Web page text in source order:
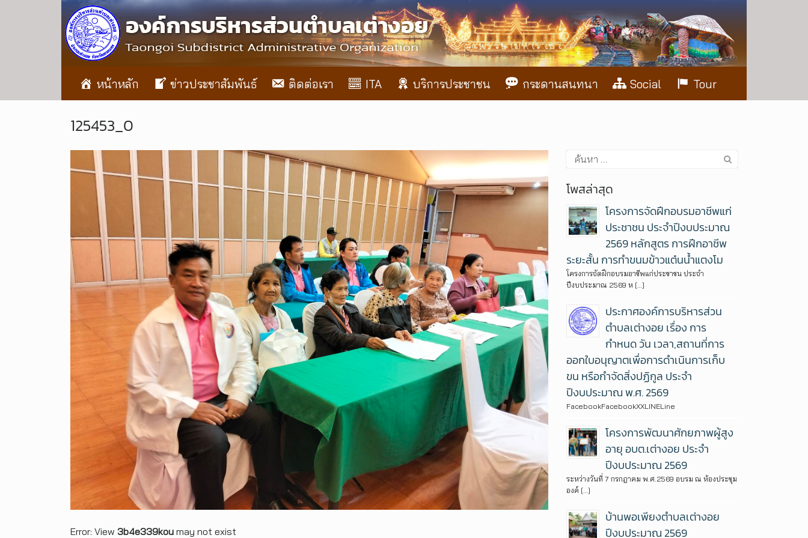
หน้าหลัก ข่าวประชาสัมพันธ์ ติดต่อเรา ITA บริการประชาชน กระดานสนทนา Social Tour
125453_0
Error: View 3b4e339kou may not exist
โพสล่าสุด
โครงการจัดฝึกอบรมอาชีพแก่
ประชาชน ประจำปีงบประมาณ
2569 หลักสูตร การฝึกอาชีพ
ระยะสั้น การทำขนมข้าวแต๋นน้ำแตงโม
โครงการจัดฝึกอบรมอาชีพแก่ประชาชน ประจำ
ปีงบประมาณ 2569 ห […]
ประกาศองค์การบริหารส่วน
ตำบลเต่างอย เรื่อง การ
กำหนด วัน เวลา,สถานที่การ
ออกใบอนุญาตเพื่อการดำเนินการเก็บ
ขน หรือกำจัดสิ่งปฏิกูล ประจำ
ปีงบประมาณ พ.ศ. 2569
FacebookFacebookXXLINELine
โครงการพัฒนาศักยภาพผู้สูง
อายุ อบต.เต่างอย ประจำ
ปีงบประมาณ 2569
ระหว่างวันที่ 7 กรกฎาคม พ.ศ.2569 อบรม ณ ห้องประชุม
องค์ […]
บ้านพอเพียงตำบลเต่างอย
ปีงบประมาณ 2569